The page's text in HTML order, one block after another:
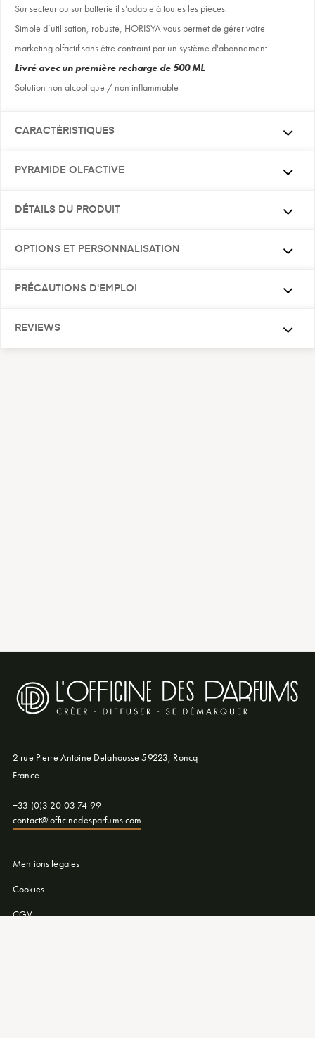
Sur secteur ou sur batterie il s’adapte à toutes les pièces.
Simple d’utilisation, robuste, HORISYA vous permet de gérer votre
marketing olfactif sans être contraint par un système d'abonnement
Livré avec un première recharge de 500 ML
Solution non alcoolique / non inflammable
CARACTÉRISTIQUES
PYRAMIDE OLFACTIVE
DÉTAILS DU PRODUIT
OPTIONS ET PERSONNALISATION
PRÉCAUTIONS D'EMPLOI
REVIEWS
2 rue Pierre Antoine Delahousse 59223, Roncq
France
+33 (0)3 20 03 74 99
contact@lofficinedesparfums.com
Mentions légales
Cookies
CGV